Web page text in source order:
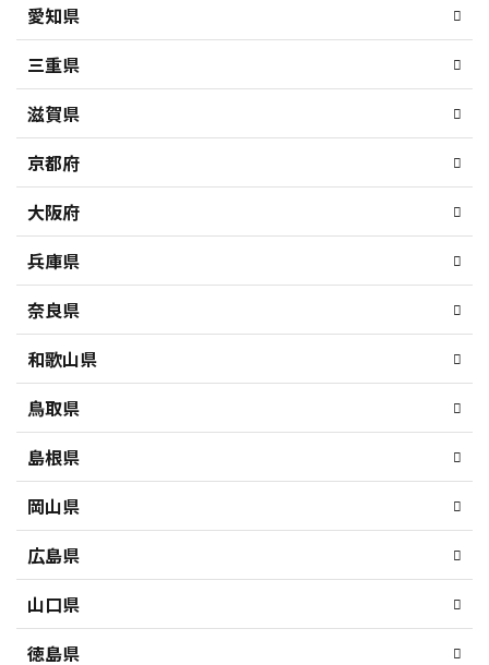
愛知県
三重県
滋賀県
京都府
大阪府
兵庫県
奈良県
和歌山県
鳥取県
島根県
岡山県
広島県
山口県
徳島県